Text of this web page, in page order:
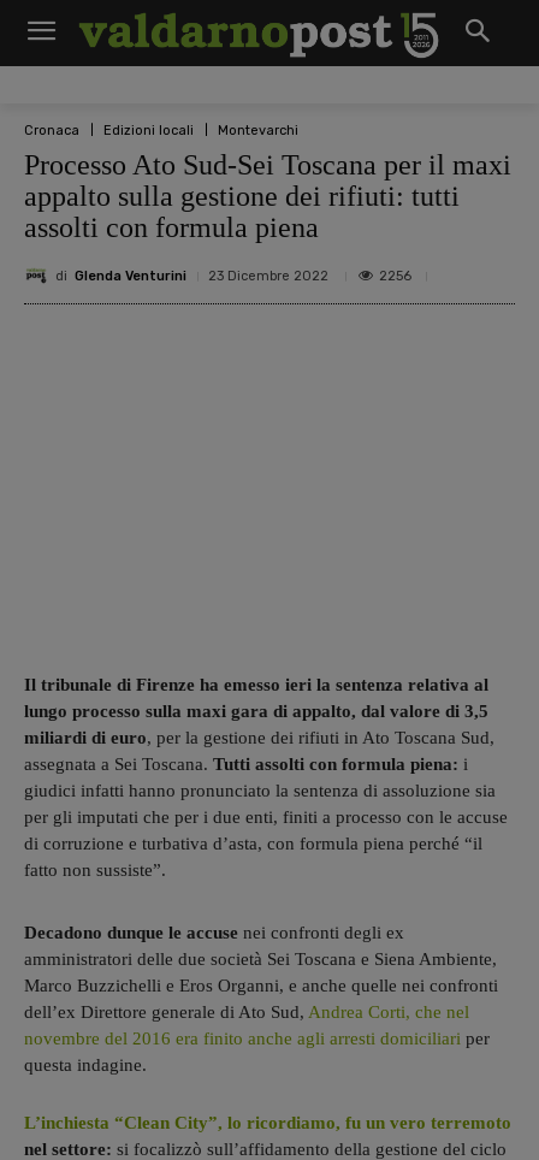
Cronaca Edizioni locali Montevarchi
Processo Ato Sud-Sei Toscana per il maxi
appalto sulla gestione dei rifiuti: tutti
assolti con formula piena
di Glenda Venturini 23 Dicembre 2022 2256
Il tribunale di Firenze ha emesso ieri la sentenza relativa al
lungo processo sulla maxi gara di appalto, dal valore di 3,5
miliardi di euro, per la gestione dei rifiuti in Ato Toscana Sud,
assegnata a Sei Toscana. Tutti assolti con formula piena: i
giudici infatti hanno pronunciato la sentenza di assoluzione sia
per gli imputati che per i due enti, finiti a processo con le accuse
di corruzione e turbativa d’asta, con formula piena perché “il
fatto non sussiste”.
Decadono dunque le accuse nei confronti degli ex
amministratori delle due società Sei Toscana e Siena Ambiente,
Marco Buzzichelli e Eros Organni, e anche quelle nei confronti
dell’ex Direttore generale di Ato Sud, Andrea Corti, che nel
novembre del 2016 era finito anche agli arresti domiciliari per
questa indagine.
L’inchiesta “Clean City”, lo ricordiamo, fu un vero terremoto
nel settore: si focalizzò sull’affidamento della gestione del ciclo